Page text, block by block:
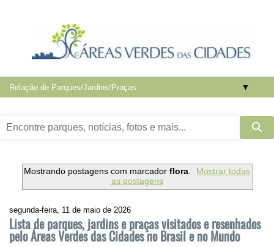
▼
Mostrando postagens com marcador flora.
Mostrar todas
as postagens
segunda-feira, 11 de maio de 2026
Lista de parques, jardins e praças visitados e resenhados
pelo Áreas Verdes das Cidades no Brasil e no Mundo